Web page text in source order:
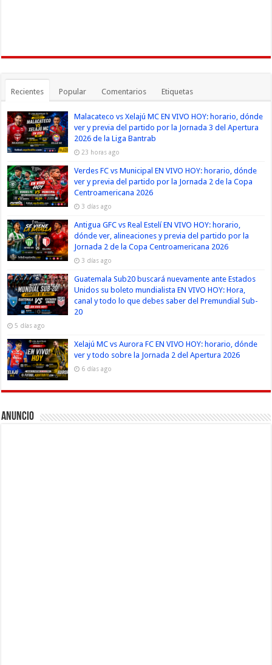
Recientes Popular Comentarios Etiquetas
Malacateco vs Xelajú MC EN VIVO HOY: horario, dónde
ver y previa del partido por la Jornada 3 del Apertura
2026 de la Liga Bantrab
23 horas ago
Verdes FC vs Municipal EN VIVO HOY: horario, dónde
ver y previa del partido por la Jornada 2 de la Copa
Centroamericana 2026
3 días ago
Antigua GFC vs Real Estelí EN VIVO HOY: horario,
dónde ver, alineaciones y previa del partido por la
Jornada 2 de la Copa Centroamericana 2026
3 días ago
Guatemala Sub20 buscará nuevamente ante Estados
Unidos su boleto mundialista EN VIVO HOY: Hora,
canal y todo lo que debes saber del Premundial Sub-
20
5 días ago
Xelajú MC vs Aurora FC EN VIVO HOY: horario, dónde
ver y todo sobre la Jornada 2 del Apertura 2026
6 días ago
Anuncio